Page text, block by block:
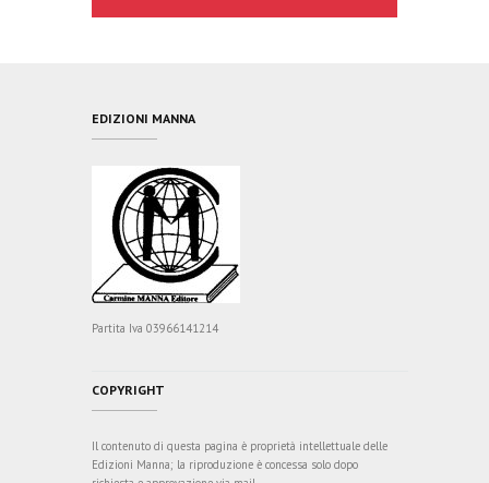
EDIZIONI MANNA
Partita Iva 03966141214
COPYRIGHT
Il contenuto di questa pagina è proprietà intellettuale delle
Edizioni Manna; la riproduzione è concessa solo dopo